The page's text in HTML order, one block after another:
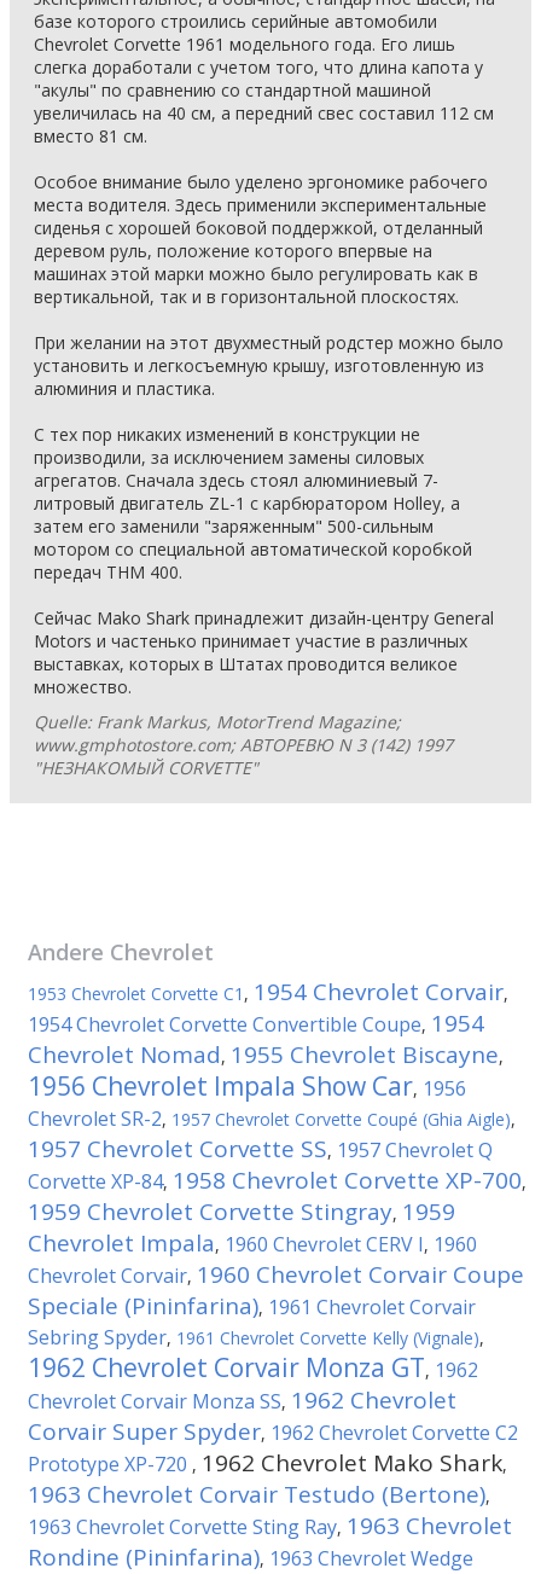
базе которого строились серийные автомобили
Chevrolet Corvette 1961 модельного года. Его лишь
слегка доработали с учетом того, что длина капота у
"акулы" по сравнению со стандартной машиной
увеличилась на 40 см, а передний свес составил 112 см
вместо 81 см.
Особое внимание было уделено эргономике рабочего
места водителя. Здесь применили экспериментальные
сиденья с хорошей боковой поддержкой, отделанный
деревом руль, положение которого впервые на
машинах этой марки можно было регулировать как в
вертикальной, так и в горизонтальной плоскостях.
При желании на этот двухместный родстер можно было
установить и легкосъемную крышу, изготовленную из
алюминия и пластика.
С тех пор никаких изменений в конструкции не
производили, за исключением замены силовых
агрегатов. Сначала здесь стоял алюминиевый 7-
литровый двигатель ZL-1 с карбюратором Holley, а
затем его заменили "заряженным" 500-сильным
мотором со специальной автоматической коробкой
передач THM 400.
Сейчас Mako Shark принадлежит дизайн-центру General
Motors и частенько принимает участие в различных
выставках, которых в Штатах проводится великое
множество.
Quelle: Frank Markus, MotorTrend Magazine;
www.gmphotostore.com; АВТОРЕВЮ N 3 (142) 1997
"НЕЗНАКОМЫЙ CORVETTE"
Andere Chevrolet
1953 Chevrolet Corvette C1 , 1954 Chevrolet Corvair,
1954 Chevrolet Corvette Convertible Coupe, 1954
Chevrolet Nomad, 1955 Chevrolet Biscayne,
1956 Chevrolet Impala Show Car, 1956
Chevrolet SR-2, 1957 Chevrolet Corvette Coupé (Ghia Aigle),
1957 Chevrolet Corvette SS, 1957 Chevrolet Q
Corvette XP-84, 1958 Chevrolet Corvette XP-700,
1959 Chevrolet Corvette Stingray, 1959
Chevrolet Impala, 1960 Chevrolet CERV I, 1960
Chevrolet Corvair, 1960 Chevrolet Corvair Coupe
Speciale (Pininfarina), 1961 Chevrolet Corvair
Sebring Spyder, 1961 Chevrolet Corvette Kelly (Vignale),
1962 Chevrolet Corvair Monza GT, 1962
Chevrolet Corvair Monza SS, 1962 Chevrolet
Corvair Super Spyder, 1962 Chevrolet Corvette C2
Prototype XP-720 , 1962 Chevrolet Mako Shark,
1963 Chevrolet Corvair Testudo (Bertone),
1963 Chevrolet Corvette Sting Ray, 1963 Chevrolet
Rondine (Pininfarina), 1963 Chevrolet Wedge